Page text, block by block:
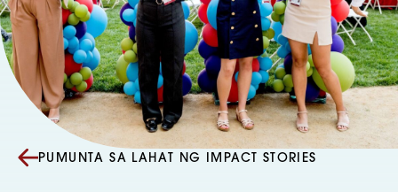
PUMUNTA SA LAHAT NG IMPACT STORIES